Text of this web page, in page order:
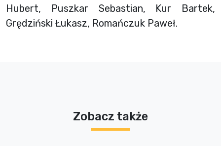
Hubert, Puszkar Sebastian, Kur Bartek,
Grędziński Łukasz, Romańczuk Paweł.
Zobacz także